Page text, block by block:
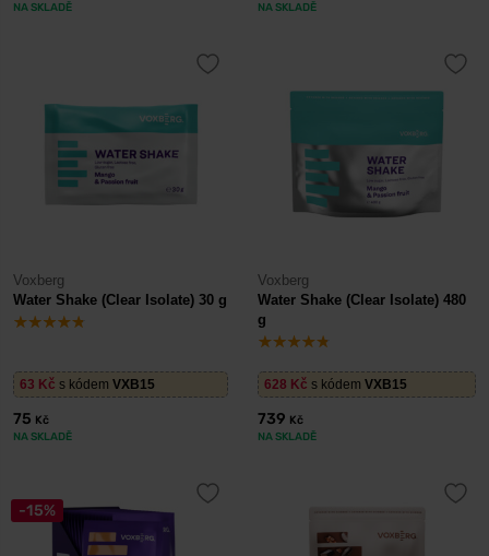
NA SKLADĚ NA SKLADĚ
Voxberg
Water Shake (Clear Isolate) 30 g
63 Kč s kódem VXB15
75 Kč
NA SKLADĚ
Voxberg
Water Shake (Clear Isolate) 480
g
628 Kč s kódem VXB15
739 Kč
NA SKLADĚ
-15%